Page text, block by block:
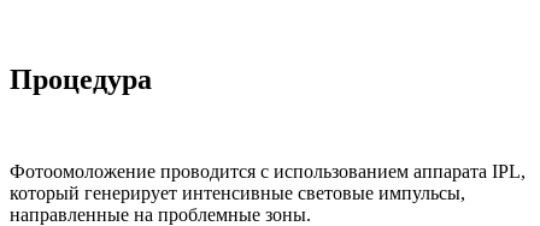
Процедура
Фотоомоложение проводится с использованием аппарата IPL,
который генерирует интенсивные световые импульсы,
направленные на проблемные зоны.